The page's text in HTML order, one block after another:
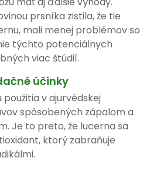
prsníka zistila, že tie
mali menej problémov so
týchto potenciálnych
viac štúdií.
účinky
v ajurvédskej
spôsobených zápalom a
Je to preto, že lucerna sa
ktorý zabraňuje